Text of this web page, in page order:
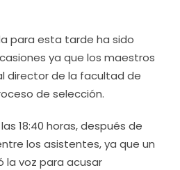
para esta tarde ha sido
ya que los maestros
director de la facultad de
de selección.
18:40 horas, después de
los asistentes, ya que un
la voz para acusar